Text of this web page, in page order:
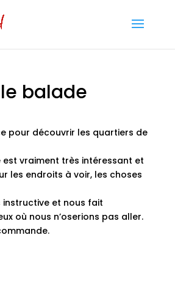
balade
pour découvrir les quartiers de
est vraiment très intéressant et
les endroits à voir, les choses
instructive et nous fait
où nous n’oserions pas aller.